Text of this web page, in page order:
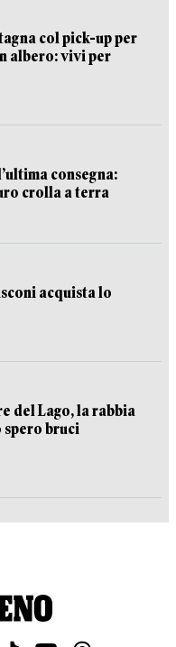
col pick-up per
albero: vivi per
consegna:
crolla a terra
acquista lo
del Lago, la rabbia
spero bruci